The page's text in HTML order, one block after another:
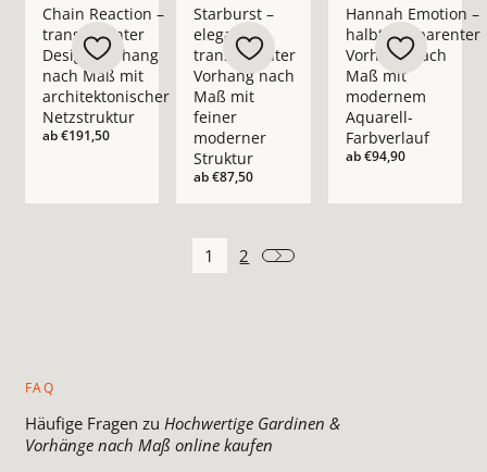
Chain Reaction –
transparenter
Design-Vorhang
nach Maß mit
architektonischer
Netzstruktur
ab€191,50
Starburst –
eleganter
transparenter
Vorhang nach
Maß mit
feiner
moderner
Struktur
ab€87,50
Hannah Emotion –
halbtransparenter
Vorhang nach
Maß mit
modernem
Aquarell-
Farbverlauf
ab€94,90
1 2
FAQ
Häufige Fragen zu Hochwertige Gardinen &
Vorhänge nach Maß online kaufen